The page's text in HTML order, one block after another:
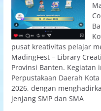
pusat kreativitas pelajar
MadingFest – Library
Provinsi Banten. Kegiatan
Perpustakaan Daerah
2026, dengan
jenjang SMP dan SMA